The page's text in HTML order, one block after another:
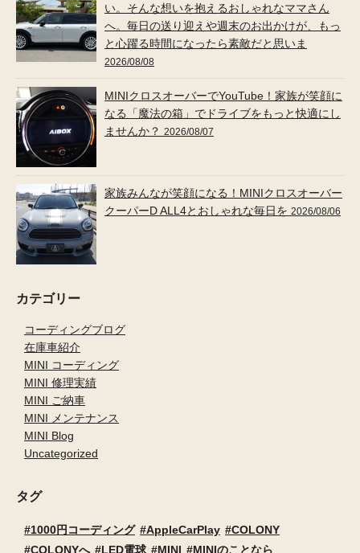
い。そんな想いを抱えるおしゃれなママさん
へ。毎日の送り迎えや週末のお出かけが、もっ
と心躍る時間になったら素敵だと思いま
2026/08/08
MINIクロスオーバーでYouTube！家族が笑顔に
なる「魔法の箱」でドライブをもっと快適にし
ませんか？ 2026/08/07
家族みんなが笑顔になる！MINIクロスオーバー
クーパーD ALL4とおしゃれな毎日を 2026/08/06
カテゴリー
コーディングブログ
在庫車紹介
MINI コーディング
MINI 修理実績
MINI ご納車
MINI メンテナンス
MINI Blog
Uncategorized
タグ
1000円コーディング AppleCarPlay
COLONY
COLONYへ
LED電球 MINI MINIのことなら